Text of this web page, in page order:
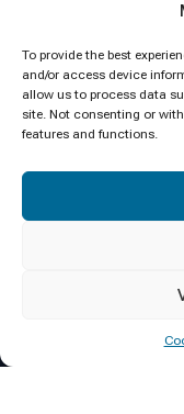
To provide the best
and/or access device
allow us to process data
site. Not consenting or
features and functions.
Click to